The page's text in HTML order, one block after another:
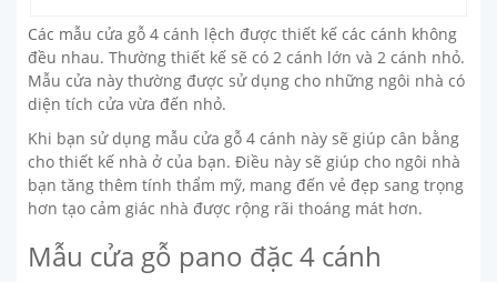
Các mẫu cửa gỗ 4 cánh lệch được thiết kế các cánh không
đều nhau. Thường thiết kế sẽ có 2 cánh lớn và 2 cánh nhỏ.
Mẫu cửa này thường được sử dụng cho những ngôi nhà có
diện tích cửa vừa đến nhỏ.
Khi bạn sử dụng mẫu cửa gỗ 4 cánh này sẽ giúp cân bằng
cho thiết kế nhà ở của bạn. Điều này sẽ giúp cho ngôi nhà
bạn tăng thêm tính thẩm mỹ, mang đến vẻ đẹp sang trọng
hơn tạo cảm giác nhà được rộng rãi thoáng mát hơn.
Mẫu cửa gỗ pano đặc 4 cánh